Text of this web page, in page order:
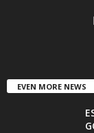
EVEN MORE NEWS